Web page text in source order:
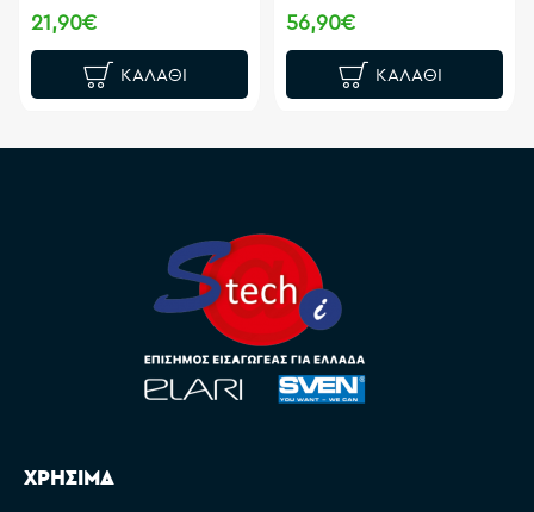
21,90€
ΚΑΛΆΘΙ
56,90€
ΚΑΛΆΘΙ
ΧΡΗΣΙΜΑ